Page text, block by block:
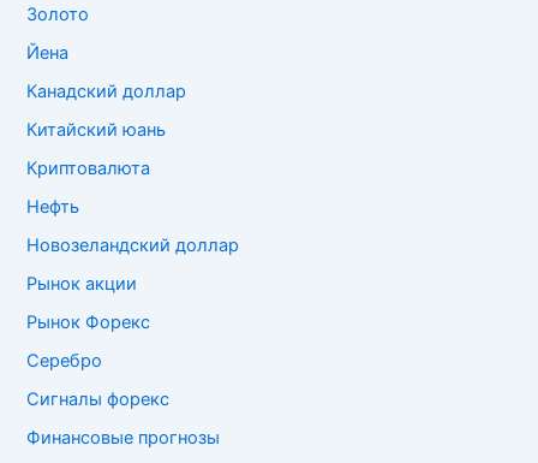
Золото
Йена
Канадский доллар
Китайский юань
Криптовалюта
Нефть
Новозеландский доллар
Рынок акции
Рынок Форекс
Серебро
Сигналы форекс
Финансовые прогнозы